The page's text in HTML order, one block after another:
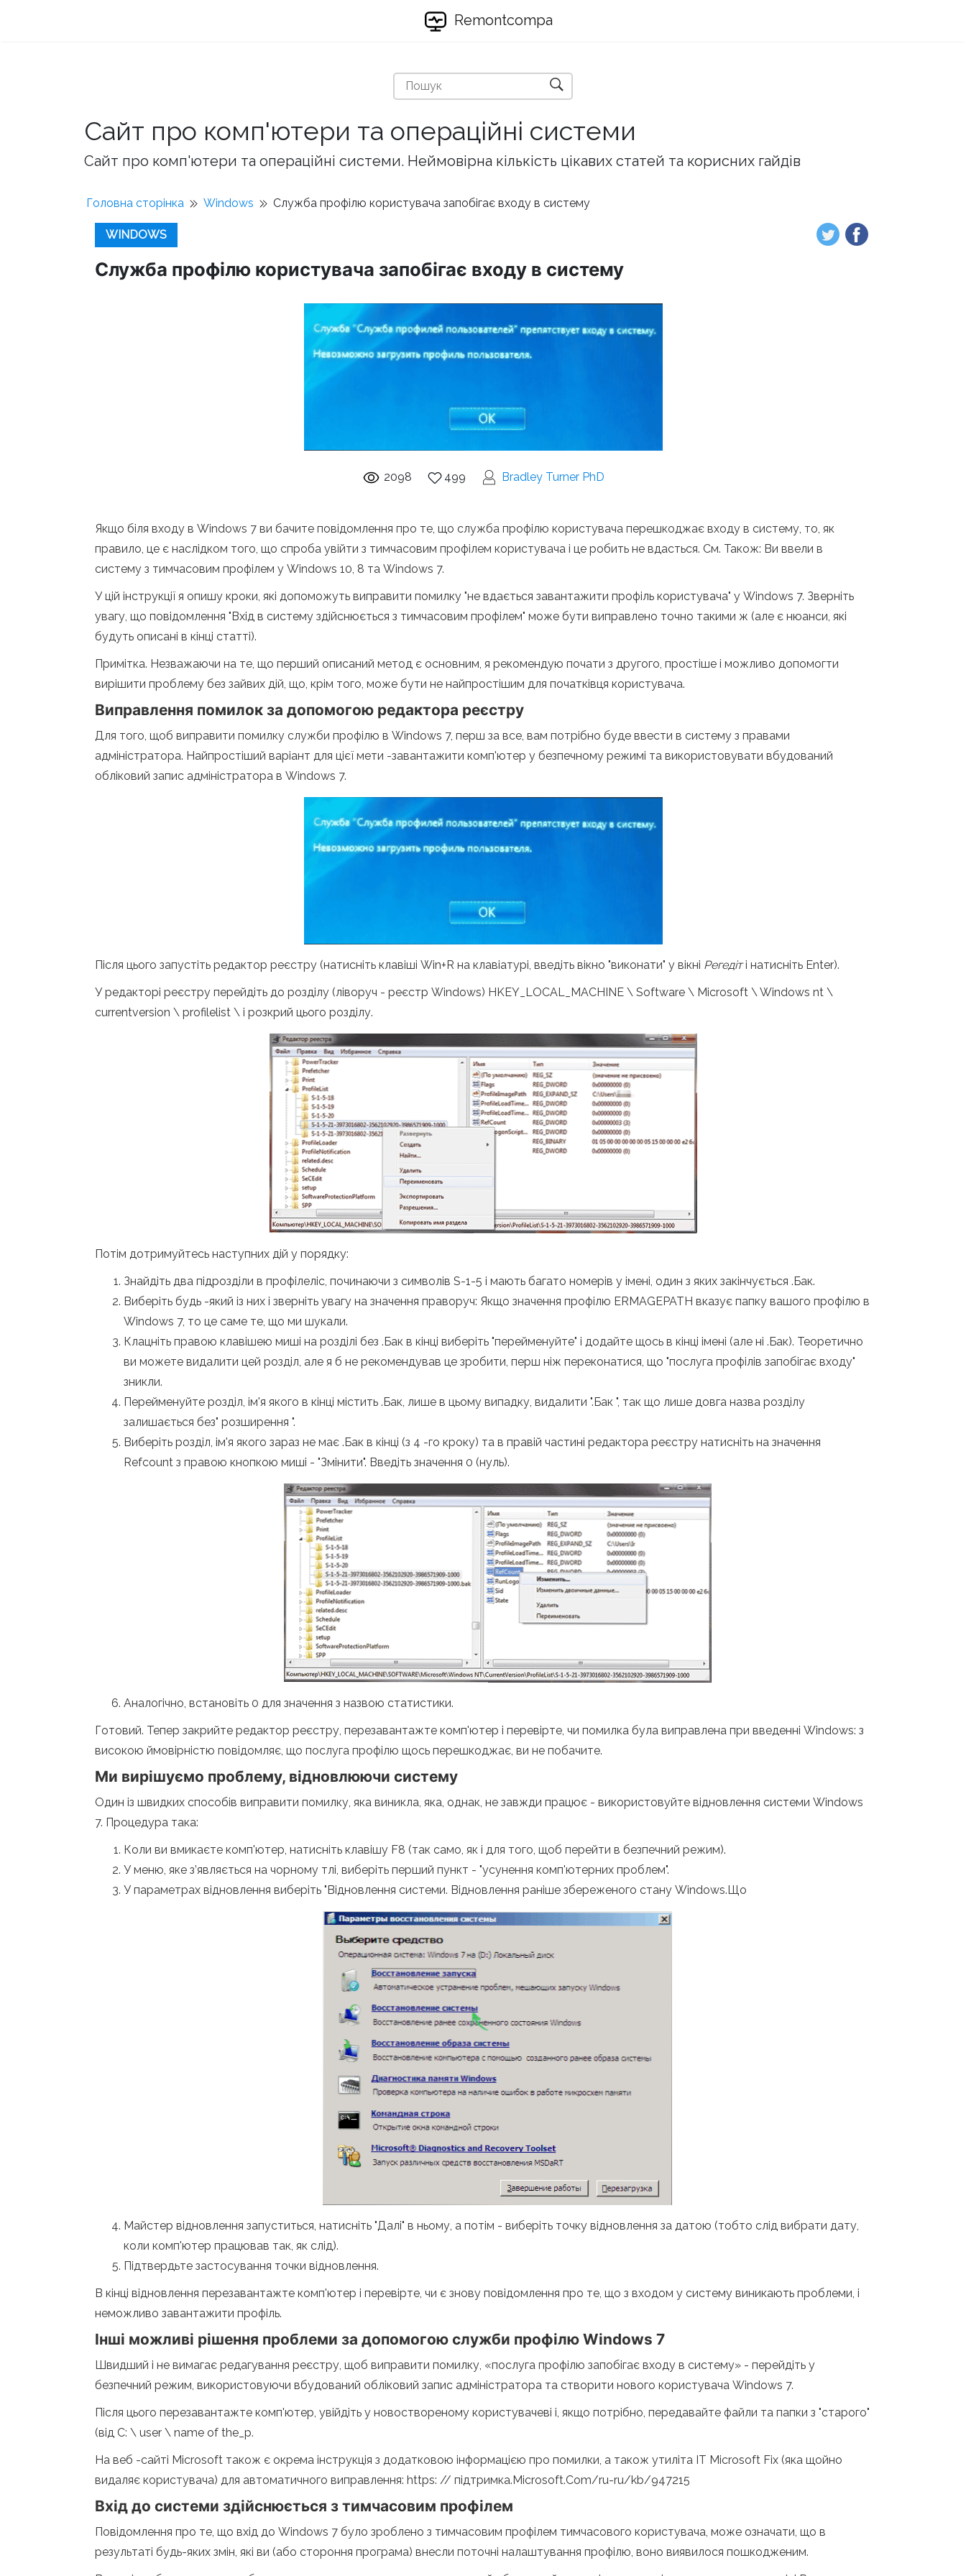
Remontcompa
Сайт про комп'ютери та операційні системи
Сайт про комп'ютери та операційні системи. Неймовірна кількість цікавих статей та корисних гайдів
Головна сторінка Windows Служба профілю користувача запобігає входу в систему
WINDOWS
Служба профілю користувача запобігає входу в систему
2098 499 Bradley Turner PhD
Якщо біля входу в Windows 7 ви бачите повідомлення про те, що служба профілю користувача перешкоджає входу в систему, то, як
правило, це є наслідком того, що спроба увійти з тимчасовим профілем користувача і це робить не вдасться. См. Також: Ви ввели в
систему з тимчасовим профілем у Windows 10, 8 та Windows 7.
У цій інструкції я опишу кроки, які допоможуть виправити помилку "не вдається завантажити профіль користувача" у Windows 7. Зверніть
увагу, що повідомлення "Вхід в систему здійснюється з тимчасовим профілем" може бути виправлено точно такими ж (але є нюанси, які
будуть описані в кінці статті).
Примітка. Незважаючи на те, що перший описаний метод є основним, я рекомендую почати з другого, простіше і можливо допомогти
вирішити проблему без зайвих дій, що, крім того, може бути не найпростішим для початківця користувача.
Виправлення помилок за допомогою редактора реєстру
Для того, щоб виправити помилку служби профілю в Windows 7, перш за все, вам потрібно буде ввести в систему з правами
адміністратора. Найпростіший варіант для цієї мети -завантажити комп'ютер у безпечному режимі та використовувати вбудований
обліковий запис адміністратора в Windows 7.
Після цього запустіть редактор реєстру (натисніть клавіші Win+R на клавіатурі, введіть вікно "виконати" у вікні Регедіті натисніть Enter).
У редакторі реєстру перейдіть до розділу (ліворуч - реєстр Windows) HKEY_LOCAL_MACHINE \ Software \ Microsoft \ Windows nt \
currentversion \ profilelist \ і розкрий цього розділу.
Потім дотримуйтесь наступних дій у порядку:
Знайдіть два підрозділи в профілеліс, починаючи з символів S-1-5 і мають багато номерів у імені, один з яких закінчується .Бак.
Виберіть будь -який із них і зверніть увагу на значення праворуч: Якщо значення профілю ERMAGEPATH вказує папку вашого профілю в
Windows 7, то це саме те, що ми шукали.
Клацніть правою клавішею миші на розділі без .Бак в кінці виберіть "перейменуйте" і додайте щось в кінці імені (але ні .Бак). Теоретично
ви можете видалити цей розділ, але я б не рекомендував це зробити, перш ніж переконатися, що "послуга профілів запобігає входу"
зникли.
Перейменуйте розділ, ім'я якого в кінці містить .Бак, лише в цьому випадку, видалити ".Бак ", так що лише довга назва розділу
залишається без" розширення ".
Виберіть розділ, ім'я якого зараз не має .Бак в кінці (з 4 -го кроку) та в правій частині редактора реєстру натисніть на значення
Refcount з правою кнопкою миші - "Змінити". Введіть значення 0 (нуль).
Аналогічно, встановіть 0 для значення з назвою статистики.
Готовий. Тепер закрийте редактор реєстру, перезавантажте комп'ютер і перевірте, чи помилка була виправлена ​​при введенні Windows: з
високою ймовірністю повідомляє, що послуга профілю щось перешкоджає, ви не побачите.
Ми вирішуємо проблему, відновлюючи систему
Один із швидких способів виправити помилку, яка виникла, яка, однак, не завжди працює - використовуйте відновлення системи Windows
7. Процедура така:
Коли ви вмикаєте комп'ютер, натисніть клавішу F8 (так само, як і для того, щоб перейти в безпечний режим).
У меню, яке з’являється на чорному тлі, виберіть перший пункт - "усунення комп'ютерних проблем".
У параметрах відновлення виберіть "Відновлення системи. Відновлення раніше збереженого стану Windows.Що
Майстер відновлення запуститься, натисніть "Далі" в ньому, а потім - виберіть точку відновлення за датою (тобто слід вибрати дату,
коли комп'ютер працював так, як слід).
Підтвердьте застосування точки відновлення.
В кінці відновлення перезавантажте комп'ютер і перевірте, чи є знову повідомлення про те, що з входом у систему виникають проблеми, і
неможливо завантажити профіль.
Інші можливі рішення проблеми за допомогою служби профілю Windows 7
Швидший і не вимагає редагування реєстру, щоб виправити помилку, «послуга профілю запобігає входу в систему» ​​- перейдіть у
безпечний режим, використовуючи вбудований обліковий запис адміністратора та створити нового користувача Windows 7.
Після цього перезавантажте комп'ютер, увійдіть у новоствореному користувачеві і, якщо потрібно, передавайте файли та папки з "старого"
(від C: \ user \ name of the_p.
На веб -сайті Microsoft також є окрема інструкція з додатковою інформацією про помилки, а також утиліта IT Microsoft Fix (яка щойно
видаляє користувача) для автоматичного виправлення: https: // підтримка.Microsoft.Com/ru-ru/kb/947215
Вхід до системи здійснюється з тимчасовим профілем
Повідомлення про те, що вхід до Windows 7 було зроблено з тимчасовим профілем тимчасового користувача, може означати, що в
результаті будь-яких змін, які ви (або стороння програма) внесли поточні налаштування профілю, воно виявилося пошкодженим.